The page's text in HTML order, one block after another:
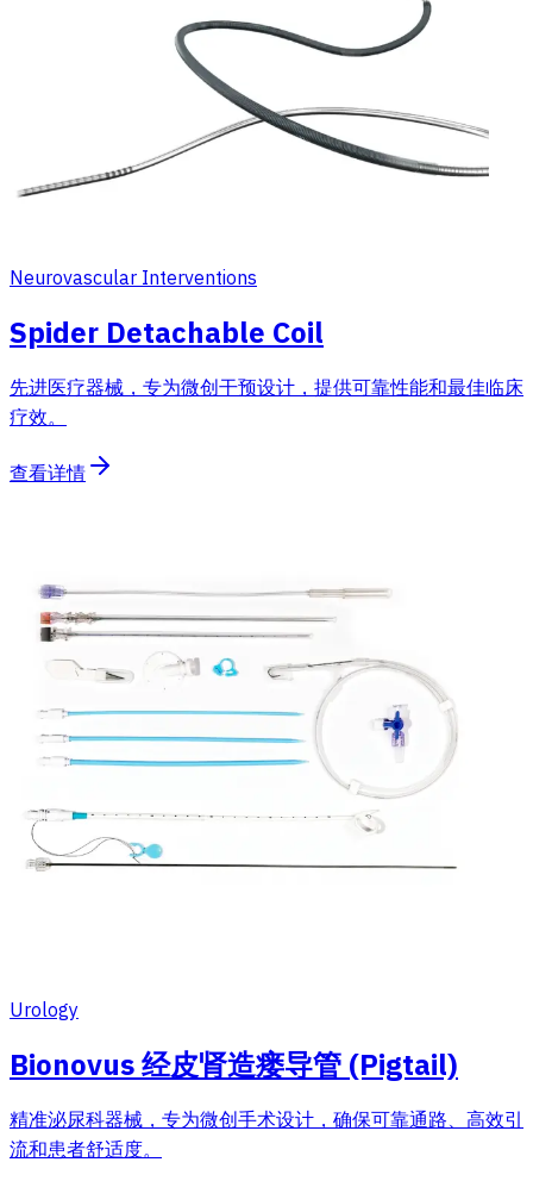
Neurovascular Interventions
Spider Detachable Coil
先进医疗器械，专为微创干预设计，提供可靠性能和最佳临床
疗效。
查看详情
Urology
Bionovus 经皮肾造瘘导管 (Pigtail)
精准泌尿科器械，专为微创手术设计，确保可靠通路、高效引
流和患者舒适度。